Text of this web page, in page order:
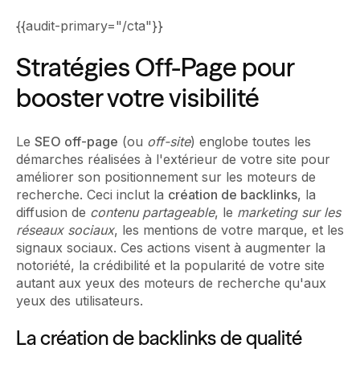
{{audit-primary="/cta"}}
Stratégies Off-Page pour
booster votre visibilité
Le SEO off-page (ou off-site) englobe toutes les
démarches réalisées à l'extérieur de votre site pour
améliorer son positionnement sur les moteurs de
recherche. Ceci inclut la création de backlinks, la
diffusion de contenu partageable, le marketing sur les
réseaux sociaux, les mentions de votre marque, et les
signaux sociaux. Ces actions visent à augmenter la
notoriété, la crédibilité et la popularité de votre site
autant aux yeux des moteurs de recherche qu'aux
yeux des utilisateurs.
La création de backlinks de qualité